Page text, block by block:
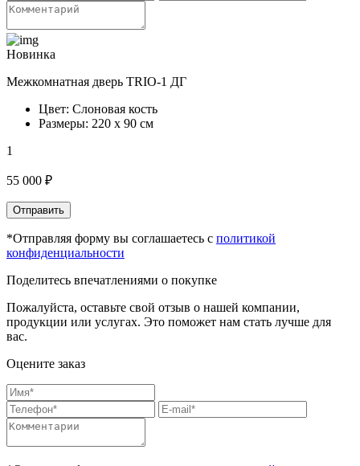
Новинка
Межкомнатная дверь TRIO-1 ДГ
Цвет: Слоновая кость
Размеры: 220 х 90 см
1
55 000 ₽
Отправить
*Отправляя форму вы соглашаетесь с политикой
конфиденциальности
Поделитесь впечатлениями о покупке
Пожалуйста, оставьте свой отзыв о нашей компании,
продукции или услугах. Это поможет нам стать лучше для
вас.
Оцените заказ